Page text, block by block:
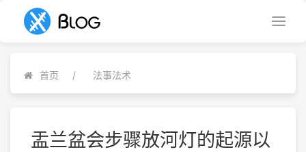
首页 法事法术
盂兰盆会步骤放河灯的起源以